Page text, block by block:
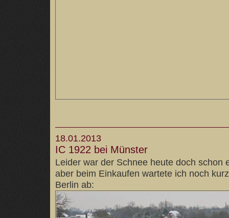
18.01.2013
IC 1922 bei Münster
Leider war der Schnee heute doch schon
aber beim Einkaufen wartete ich noch
Berlin ab: